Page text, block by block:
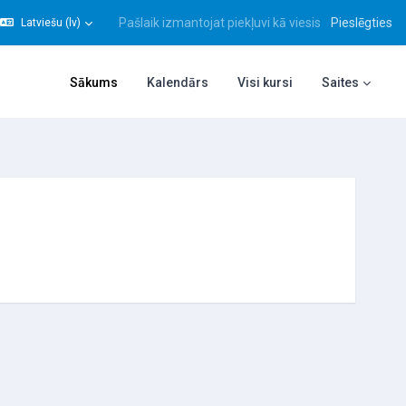
meklēšanas ievadi
Latviešu ‎(lv)‎ Pašlaik izmantojat piekļuvi kā viesis Pieslēgties
Sākums Kalendārs Visi kursi Saites